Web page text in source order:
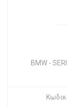
BMW -